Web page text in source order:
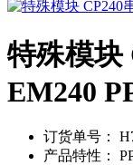
特殊模块
EM240
订货单号：
产品特性：